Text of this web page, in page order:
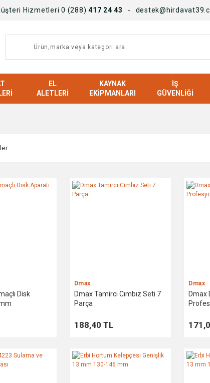
Hizmetleri 0 (288) 417 24 43
EL
ALETLERI
KAYNAK
EKIPMANLARI
İŞ
GÜVENLIĞI
Disk
Dmax
Dmax Tamirci Cımbız Seti 7
Parça
188,40 TL
Dmax
Dmax